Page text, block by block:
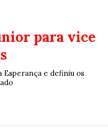
para vice
Esperança e definiu os